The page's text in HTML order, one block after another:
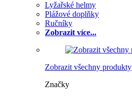
Lyžařské helmy
Plážové doplňky
Ručníky
Zobrazit více...
Zobrazit všechny produkty
Značky